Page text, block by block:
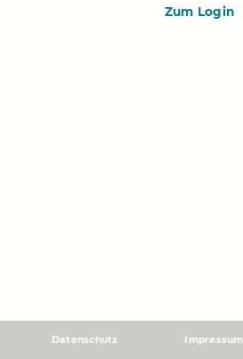
Zum Login
Datenschutz Impressum